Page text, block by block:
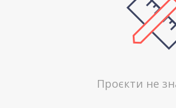
Проєкти не